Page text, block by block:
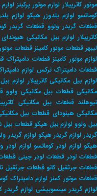
موتور کاترپیلار لوارم موتور پرکینز
کوماتسو لوازم بلدوزر هپکو لوازم
قطعات گریدر ولوو قطعات گریدر
کاترپیلار لوازم بیل مکانیکی هیوندای
لیبهرقطعات موتور کامینزقطعات
لوازم موتور کامینز قطعات دامپتراک
قطعات دامپتراک ترکس لوازم
لوازم بیل مکانیکی کاترپیلار لوازم
مکانیکی قطعات بیل مکانیکی ولوو
نیوهلند قطعات بیل مکانیکی
مکانیکی هینودای قطعات بیل
بیل ولوو لوازم بیل هپکوقطعات بیل
گریدر لوازم گریدر هپکو لوازم گریدر
هپکو لوازم لودر کوماتسو لوازم لودر
قطعات لودر قطعات لودر چینی
قطعات جرثقیل کاتوقطعات جرثقیل
قطعات موتور کمنز لوازم دامپتراک
لوازم گریدر میتسوبیشی لوازم گریدر